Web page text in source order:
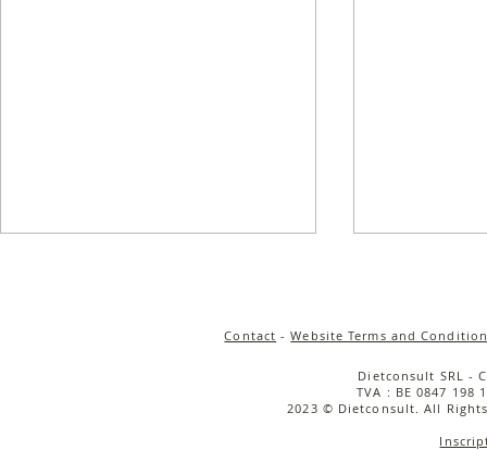
Soupe
Contact -Website Terms and
Dietconsult SRL -
TVA : BE 0847 198
2023 © Dietconsult. All